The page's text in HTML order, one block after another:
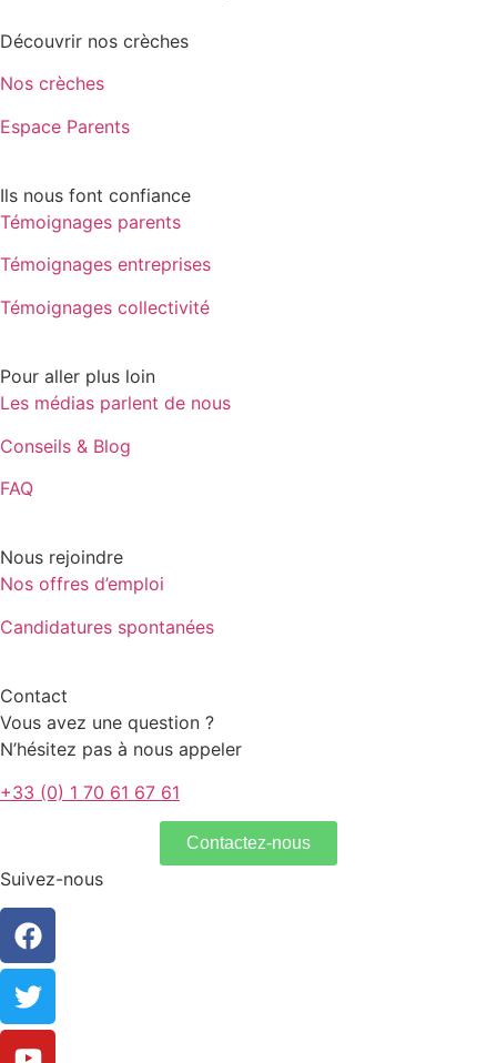
Découvrir nos crèches
Nos crèches
Espace Parents
Ils nous font confiance
Témoignages parents
Témoignages entreprises
Témoignages collectivité
Pour aller plus loin
Les médias parlent de nous
Conseils & Blog
FAQ
Nous rejoindre
Nos offres d’emploi
Candidatures spontanées
Contact
Vous avez une question ?
N’hésitez pas à nous appeler
+33 (0) 1 70 61 67 61
Contactez-nous
Suivez-nous